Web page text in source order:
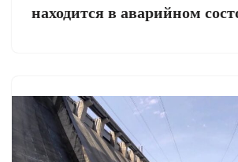
находится в аварийном